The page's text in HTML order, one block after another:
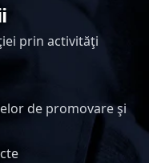
de promovare şi
prin activităţi